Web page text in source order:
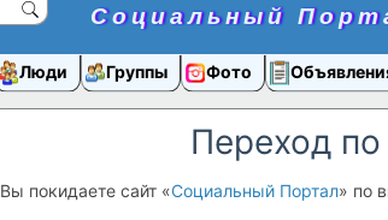
Социальный
Люди Группы Фото
Переход
Вы покидаете сайт «Социальный Портал» по